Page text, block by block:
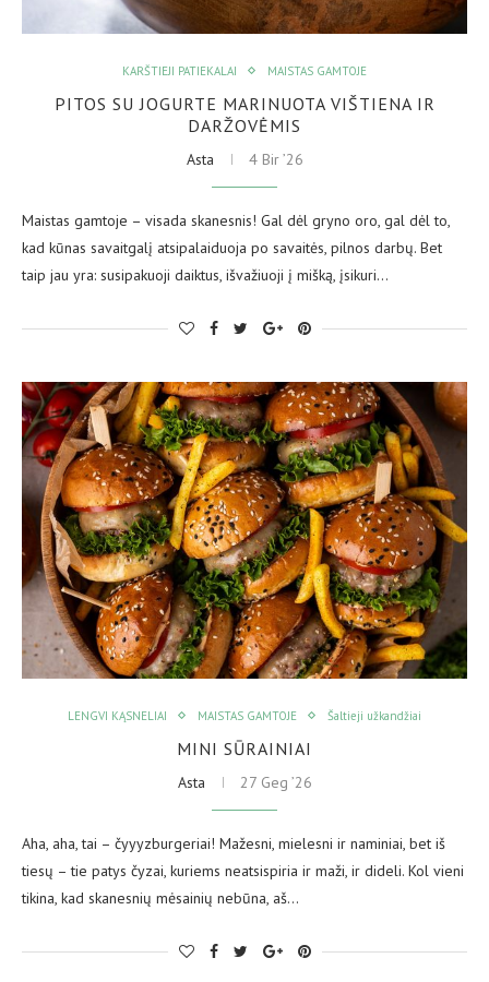
KARŠTIEJI PATIEKALAI MAISTAS GAMTOJE
PITOS SU JOGURTE MARINUOTA VIŠTIENA IR
DARŽOVĖMIS
Asta 4 Bir ’26
Maistas gamtoje – visada skanesnis! Gal dėl gryno oro, gal dėl to,
kad kūnas savaitgalį atsipalaiduoja po savaitės, pilnos darbų. Bet
taip jau yra: susipakuoji daiktus, išvažiuoji į mišką, įsikuri…
LENGVI KĄSNELIAI MAISTAS GAMTOJE Šaltieji užkandžiai
MINI SŪRAINIAI
Asta 27 Geg ’26
Aha, aha, tai – čyyyzburgeriai! Mažesni, mielesni ir naminiai, bet iš
tiesų – tie patys čyzai, kuriems neatsispiria ir maži, ir dideli. Kol vieni
tikina, kad skanesnių mėsainių nebūna, aš…